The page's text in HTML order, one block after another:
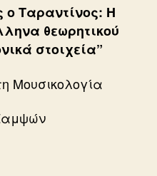
ο Ταραντίνος: Η
θεωρητικού
στοιχεία”
Μουσικολογία